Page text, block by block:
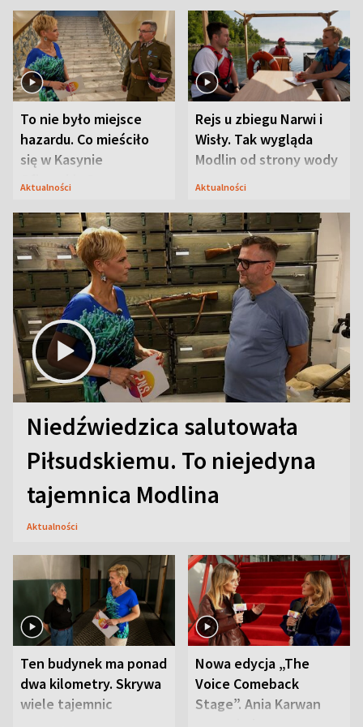
To nie było miejsce
hazardu. Co mieściło
się w Kasynie
Oficerskim?
Aktualności
Rejs u zbiegu Narwi i
Wisły. Tak wygląda
Modlin od strony wody
Aktualności
Niedźwiedzica salutowała
Piłsudskiemu. To niejedyna
tajemnica Modlina
Aktualności
Ten budynek ma ponad
dwa kilometry. Skrywa
wiele tajemnic
Nowa edycja „The
Voice Comeback
Stage”. Ania Karwan